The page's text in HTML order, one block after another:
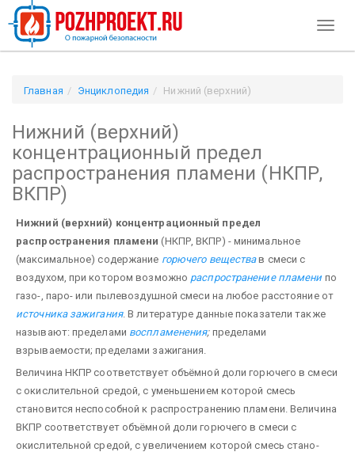
Главная Энциклопедия
Нижний (верхний)
ВКПР)
Нижний (верхний)
концентрационный предел
распространения пламени (НКПР,
ВКПР)
Нижний (верхний) концентрационный предел
распространения пламени (НКПР, ВКПР) - минимальное
(максимальное) содержание горючего веществав смеси с
воздухом, при кото­ром возможно распространение пламенипо
газо-, паро- или пылевоздушной смеси на любое расстоя­ние от
источника зажигания. В литературе данные показатели также
называют: пределами воспламенения;пределами
взрываемости; пределами зажигания.
Величина НКПР соответствует объёмной доли горючего в смеси
с окислительной средой, с умень­шением которой смесь
становится неспособной к распространению пламени. Величина
ВКПР соответ­ствует объёмной доли горючего в смеси с
окислительной средой, с увеличением которой смесь стано­